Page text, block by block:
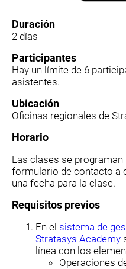
Duración
2 días
Participantes
Hay un límite de 6
asistentes.
Ubicación
Oficinas regionales de
Horario
Las clases se programan
formulario de contacto a
una fecha para la clase.
Requisitos previos
En el sistema de
Stratasys Academy
línea con los
Operaciones